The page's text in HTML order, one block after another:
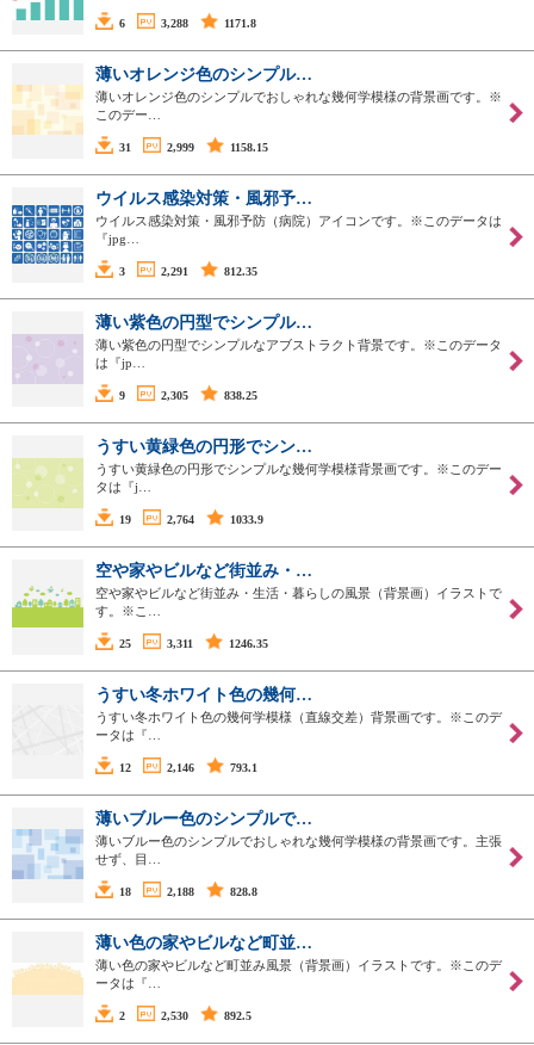
6 3,288 1171.8
薄いオレンジ色のシンプル…
薄いオレンジ色のシンプルでおしゃれな幾何学模様の背景画です。※
このデー…
31 2,999 1158.15
ウイルス感染対策・風邪予…
ウイルス感染対策・風邪予防（病院）アイコンです。※このデータは
『jpg…
3 2,291 812.35
薄い紫色の円型でシンプル…
薄い紫色の円型でシンプルなアブストラクト背景です。※このデータ
は『jp…
9 2,305 838.25
うすい黄緑色の円形でシン…
うすい黄緑色の円形でシンプルな幾何学模様背景画です。※このデー
タは『j…
19 2,764 1033.9
空や家やビルなど街並み・…
空や家やビルなど街並み・生活・暮らしの風景（背景画）イラストで
す。※こ…
25 3,311 1246.35
うすい冬ホワイト色の幾何…
うすい冬ホワイト色の幾何学模様（直線交差）背景画です。※このデ
ータは『…
12 2,146 793.1
薄いブルー色のシンプルで…
薄いブルー色のシンプルでおしゃれな幾何学模様の背景画です。主張
せず、目…
18 2,188 828.8
薄い色の家やビルなど町並…
薄い色の家やビルなど町並み風景（背景画）イラストです。※このデ
ータは『…
2 2,530 892.5